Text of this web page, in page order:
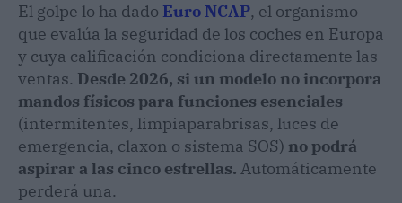
El golpe lo ha dado Euro NCAP, el organismo
que evalúa la seguridad de los coches en Europa
y cuya calificación condiciona directamente las
ventas. Desde 2026, si un modelo no incorpora
mandos físicos para funciones esenciales
(intermitentes, limpiaparabrisas, luces de
emergencia, claxon o sistema SOS) no podrá
aspirar a las cinco estrellas. Automáticamente
perderá una.